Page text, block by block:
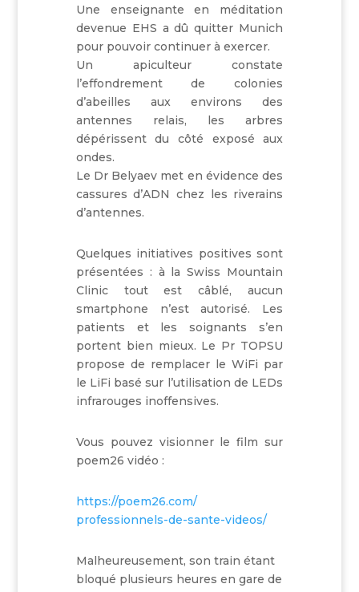
Une enseignante en méditation
devenue EHS a dû quitter Munich
pour pouvoir continuer à exercer.
Un apiculteur constate
l’effondrement de colonies
d’abeilles aux environs des
antennes relais, les arbres
dépérissent du côté exposé aux
ondes.
Le Dr Belyaev met en évidence des
cassures d’ADN chez les riverains
d’antennes.
Quelques initiatives positives sont
présentées : à la Swiss Mountain
Clinic tout est câblé, aucun
smartphone n’est autorisé. Les
patients et les soignants s’en
portent bien mieux. Le Pr TOPSU
propose de remplacer le WiFi par
le LiFi basé sur l’utilisation de LEDs
infrarouges inoffensives.
Vous pouvez visionner le film sur
poem26 vidéo :
https://poem26.com/
professionnels-de-sante-videos/
Malheureusement, son train étant
bloqué plusieurs heures en gare de